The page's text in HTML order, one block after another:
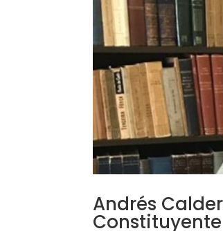
Andrés
Constituyente